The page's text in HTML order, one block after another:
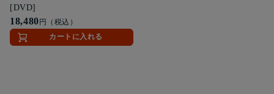
[DVD]
18,480円（税込）
カートに入れる